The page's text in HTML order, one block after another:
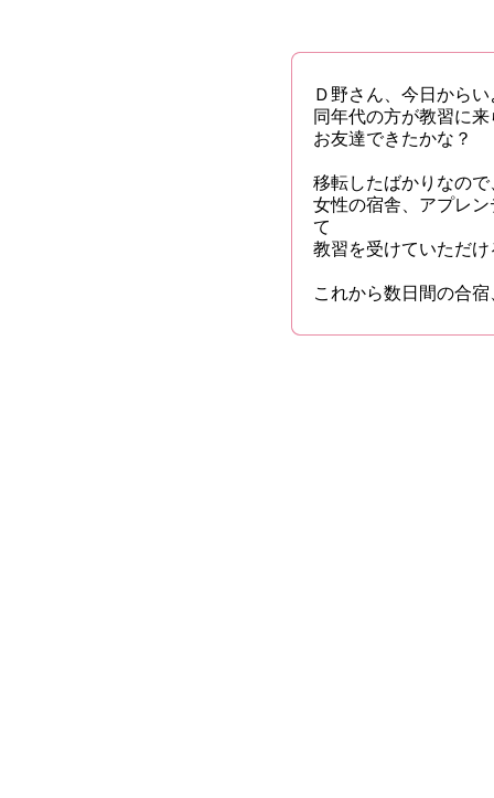
Ｄ野さん、今日から
同年代の方が教習に
お友達できたかな？
移転したばかりなの
女性の宿舎、アプレ
て
教習を受けていただ
これから数日間の合